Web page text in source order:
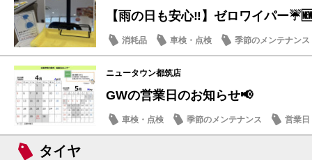
【雨の日も安心‼️】ゼロワイパー
消耗品 車検・点検
季節のメンテナンス
営業日・店休日
ニュータウン都筑店
GWの営業日のお知らせ📢
車検・点検 季節のメンテナンス
営業日
日産のお店
タイヤ